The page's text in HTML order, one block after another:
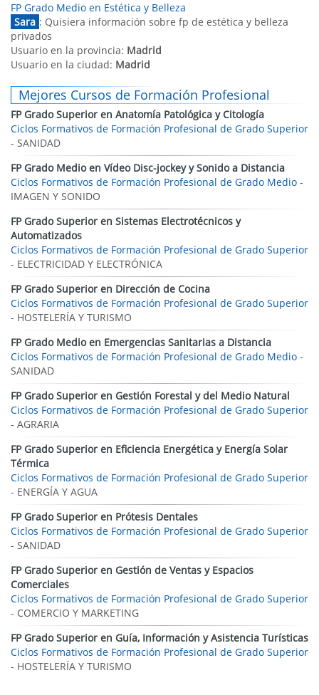
FP Grado Medio en Estética y Belleza
Sara : Quisiera información sobre fp de estética y belleza
privados
Usuario en la provincia: Madrid
Usuario en la ciudad: Madrid
Mejores Cursos de Formación Profesional
FP Grado Superior en Anatomía Patológica y Citología
Ciclos Formativos de Formación Profesional de Grado Superior
- SANIDAD
FP Grado Medio en Vídeo Disc-jockey y Sonido a Distancia
Ciclos Formativos de Formación Profesional de Grado Medio -
IMAGEN Y SONIDO
FP Grado Superior en Sistemas Electrotécnicos y
Automatizados
Ciclos Formativos de Formación Profesional de Grado Superior
- ELECTRICIDAD Y ELECTRÓNICA
FP Grado Superior en Dirección de Cocina
Ciclos Formativos de Formación Profesional de Grado Superior
- HOSTELERÍA Y TURISMO
FP Grado Medio en Emergencias Sanitarias a Distancia
Ciclos Formativos de Formación Profesional de Grado Medio -
SANIDAD
FP Grado Superior en Gestión Forestal y del Medio Natural
Ciclos Formativos de Formación Profesional de Grado Superior
- AGRARIA
FP Grado Superior en Eficiencia Energética y Energía Solar
Térmica
Ciclos Formativos de Formación Profesional de Grado Superior
- ENERGÍA Y AGUA
FP Grado Superior en Prótesis Dentales
Ciclos Formativos de Formación Profesional de Grado Superior
- SANIDAD
FP Grado Superior en Gestión de Ventas y Espacios
Comerciales
Ciclos Formativos de Formación Profesional de Grado Superior
- COMERCIO Y MARKETING
FP Grado Superior en Guía, Información y Asistencia Turísticas
Ciclos Formativos de Formación Profesional de Grado Superior
- HOSTELERÍA Y TURISMO